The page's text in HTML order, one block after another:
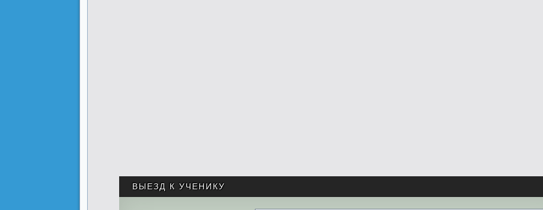
ВЫЕЗД К УЧЕНИКУ